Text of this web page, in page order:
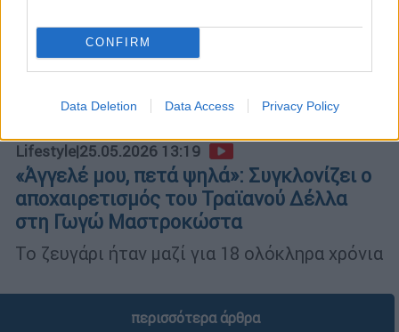
CONFIRM
Data Deletion Data Access Privacy Policy
Lifestyle|25.05.2026 13:19
«Άγγελέ μου, πετά ψηλά»: Συγκλονίζει ο
αποχαιρετισμός του Τραϊανού Δέλλα
στη Γωγώ Μαστροκώστα
Το ζευγάρι ήταν μαζί για 18 ολόκληρα χρόνια
περισσότερα άρθρα